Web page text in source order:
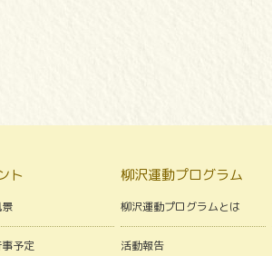
ト
予定
柳沢運動プログラム
柳沢運動プログラムとは
活動報告